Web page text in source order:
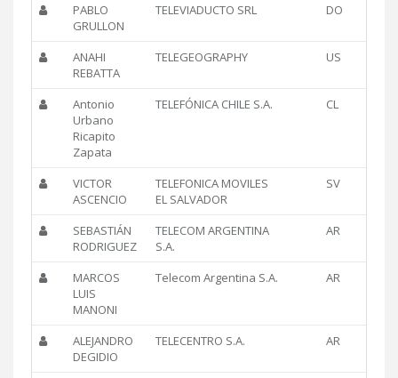
PABLO
GRULLON
TELEVIADUCTO SRL DO
ANAHI
REBATTA
TELEGEOGRAPHY US
Antonio
Urbano
Ricapito
Zapata
TELEFÓNICA CHILE S.A. CL
VICTOR
ASCENCIO
TELEFONICA MOVILES
EL SALVADOR
SV
SEBASTIÁN
RODRIGUEZ
TELECOM ARGENTINA
S.A.
AR
MARCOS
LUIS
MANONI
Telecom Argentina S.A. AR
ALEJANDRO
DEGIDIO
TELECENTRO S.A. AR